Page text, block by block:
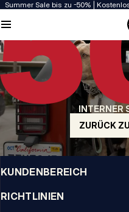
Summer Sale bis zu -50% |
INTERNER
ZURÜCK
QUALITÄT HAT BEI UNS
Unsere Kleidung wird mit
der Materialien und Details
US ORIGIN
Unsere Wurzeln reichen
authentisch und kompromisslos.
MARKE MIT
Unsere Kollektionen tragen
INFO
KUNDENBEREICH
RICHTLINIEN